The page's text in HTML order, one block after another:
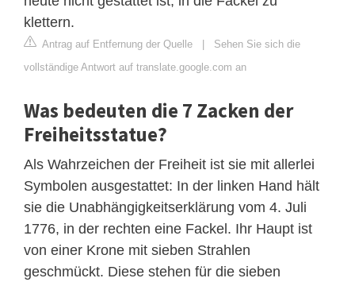
klettern.
Antrag auf Entfernung der Quelle | Sehen Sie sich die
vollständige Antwort auf translate.google.com an
Was bedeuten die 7 Zacken der
Freiheitsstatue?
Als Wahrzeichen der Freiheit ist sie mit allerlei
Symbolen ausgestattet: In der linken Hand hält
sie die Unabhängigkeitserklärung vom 4. Juli
1776, in der rechten eine Fackel. Ihr Haupt ist
von einer Krone mit sieben Strahlen
geschmückt. Diese stehen für die sieben